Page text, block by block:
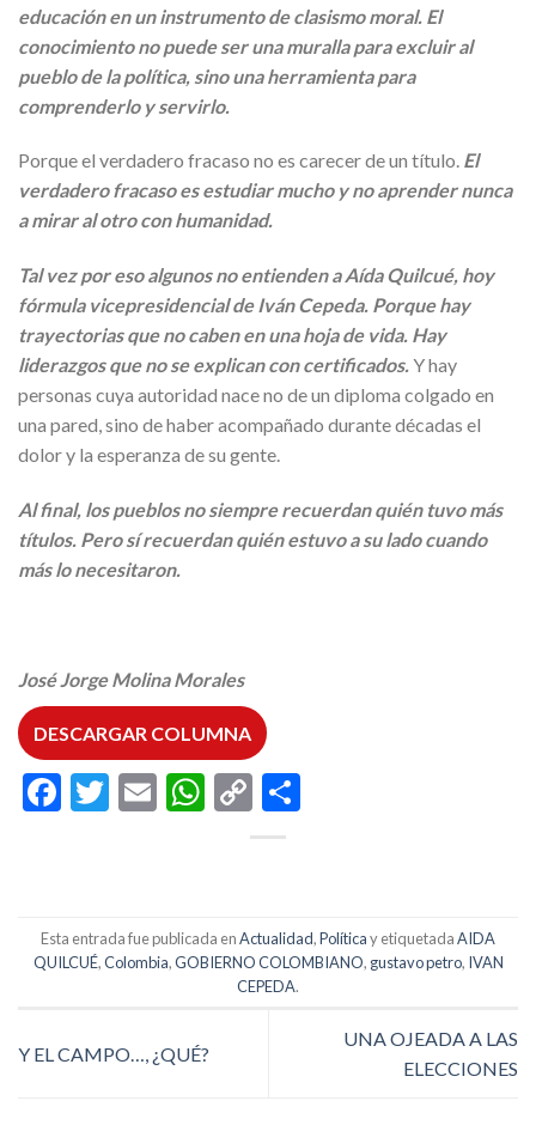
educación en un instrumento de clasismo moral. El
conocimiento no puede ser una muralla para excluir al
pueblo de la política, sino una herramienta para
comprenderlo y servirlo.
Porque el verdadero fracaso no es carecer de un título. El
verdadero fracaso es estudiar mucho y no aprender nunca
a mirar al otro con humanidad.
Tal vez por eso algunos no entienden a Aída Quilcué, hoy
fórmula vicepresidencial de Iván Cepeda. Porque hay
trayectorias que no caben en una hoja de vida. Hay
liderazgos que no se explican con certificados.Y hay
personas cuya autoridad nace no de un diploma colgado en
una pared, sino de haber acompañado durante décadas el
dolor y la esperanza de su gente.
Al final, los pueblos no siempre recuerdan quién tuvo más
títulos. Pero sí recuerdan quién estuvo a su lado cuando
más lo necesitaron.
José Jorge Molina Morales
DESCARGAR COLUMNA
Facebook
Twitter
EmailWhatsApp
Copy
Link
Esta entrada fue publicada enActualidad,Políticay etiquetadaAIDA
QUILCUÉ,Colombia,GOBIERNO COLOMBIANO, gustavo petro, IVAN
CEPEDA.
Y EL CAMPO…, ¿QUÉ?
UNA OJEADA A LAS
ELECCIONES